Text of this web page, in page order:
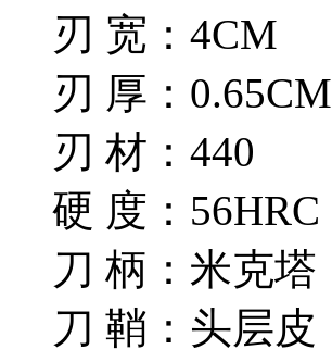
刃 宽：4CM
刃 厚：0.65CM
刃 材：440
硬 度：56HRC
刀 柄：米克塔
刀 鞘：头层皮